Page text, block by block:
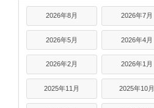
2026年8月 2026年7月
2026年5月 2026年4月
2026年2月 2026年1月
2025年11月 2025年10月